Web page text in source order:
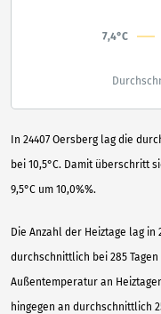
In 24407 Oersberg lag die
bei 10,5°C. Damit überschritt
9,5°C um 10,0%%.
Die Anzahl der Heiztage lag in
durchschnittlich bei 285
Außentemperatur an
hingegen an durchschnittlich
7,4°C